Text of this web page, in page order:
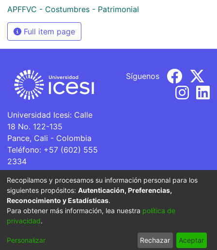
APFFVC - Costumbres - Patrimonial
Full item page
Universidad Icesi: Calle
18 No. 122-135
Pance, Cali - Colombia
Teléfono: +57 (602) 555
2334
ventanillaunica@icesi.edu.co
Síguenos
La Universidad Icesi es una Institución de Educación
Superior que se encuentra sujeta a inspección y vigilancia
por parte del Ministerio de Educación Nacional.
Cookie
End User
Agreement
Send
Feedback
Recopilamos y procesamos su información personal para los
siguientes propósitos: Autenticación, Preferencias,
Reconocimiento y Estadísticas.
Para obtener más información, lea nuestra política de
privacidad.
Personalizar Rechazar Aceptar